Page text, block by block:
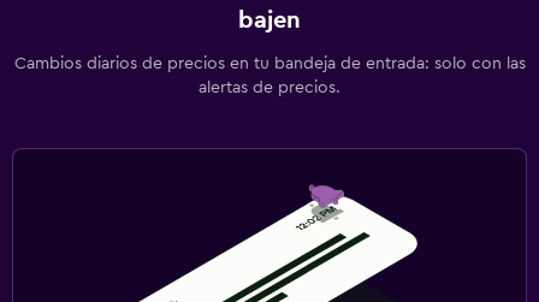
bajen
Cambios diarios de precios en tu bandeja de entrada: solo con las
alertas de precios.